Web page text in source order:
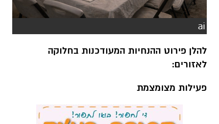
ai
להלן פירוט ההנחיות המעודכנות בחלוקה
לאזורים:
פעילות מצומצמת